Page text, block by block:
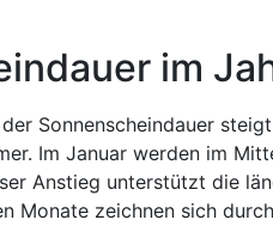
im
Sonnenscheindauer
Im Januar werden im
Anstieg unterstützt die
Monate zeichnen sich